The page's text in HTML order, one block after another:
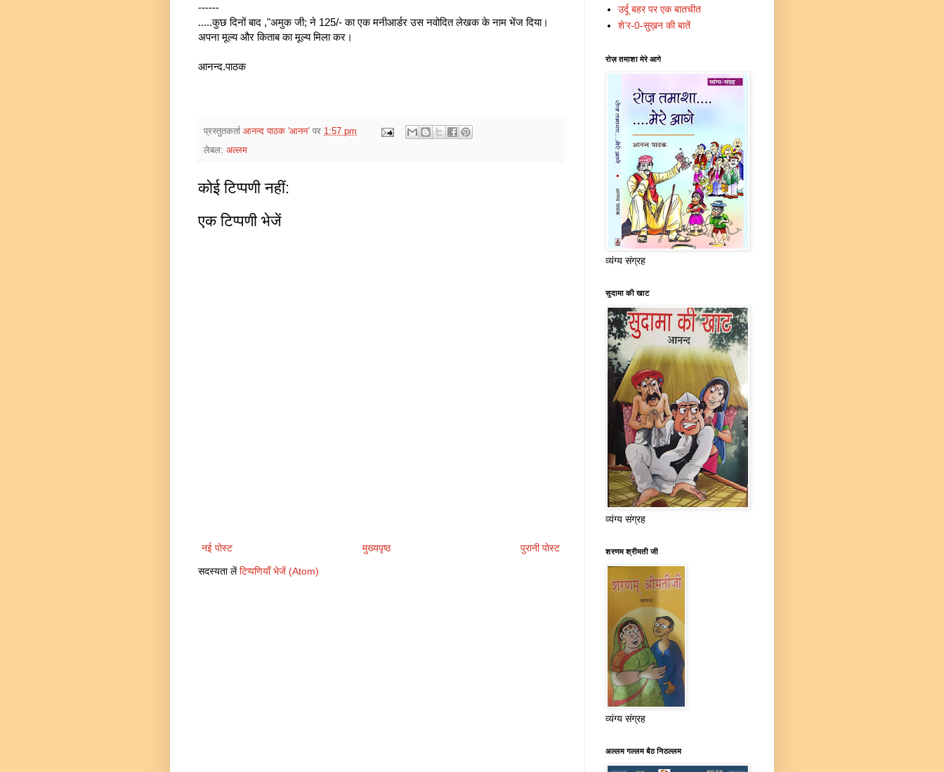
------
.....कुछ दिनों बाद ,"अमुक जी; ने 125/- का एक मनीआर्डर उस नवोदित लेखक के नाम भेंज दिया।
अपना मूल्य और किताब का मूल्य मिला कर।
आनन्द.पाठक
प्रस्तुतकर्ता आनन्द पाठक 'आनन’ पर 1:57 pm
लेबल: अल्लम
कोई टिप्पणी नहीं:
एक टिप्पणी भेजें
नई पोस्ट पुरानी पोस्ट
मुख्यपृष्ठ
सदस्यता लेंटिप्पणियाँ भेजें (Atom)
उर्दू बहर पर एक बातचीत
शे’र-0-सुख़न की बातें
रोज़ तमाशा मेरे आगे
व्यंग्य संग्रह
सुदामा की खाट
व्यंग्य संग्रह
शरणम श्रीमती जी
व्यंग्य संग्रह
अल्लम गल्लम बैठ निठल्लम